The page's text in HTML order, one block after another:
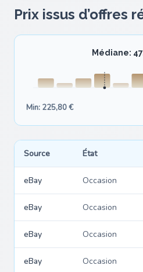
Prix issus d’offres
Médiane:
Min: 225,80 €
Source État
eBay Occasion
eBay Occasion
eBay Occasion
eBay Occasion